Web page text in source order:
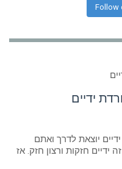
Follow
ידיים
ה-4 בהורדת ידיים יוצאת לדרך ואתם
ידיים חזקות ורצון חזק. אז